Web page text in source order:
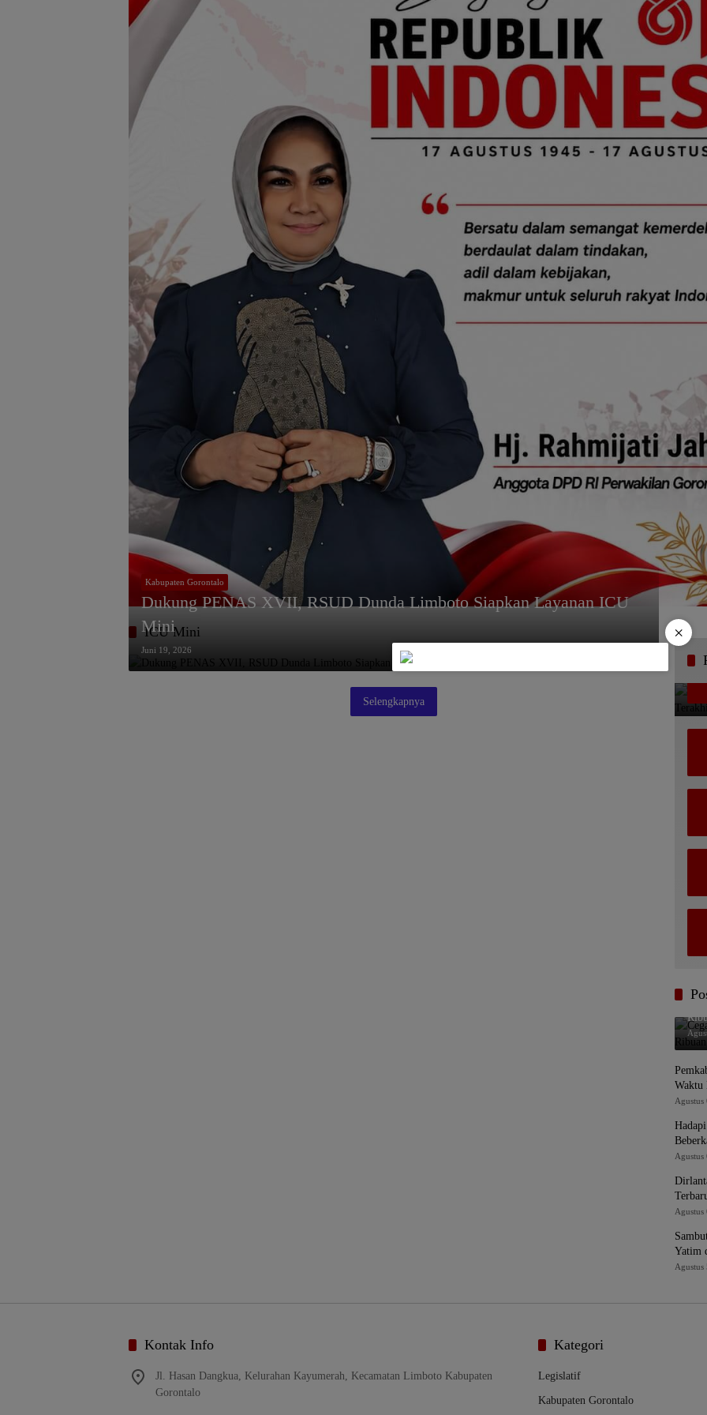
ICU Mini
Kabupaten Gorontalo
Dukung PENAS XVII, RSUD Dunda Limboto Siapkan Layanan ICU
Mini
Juni 19, 2026
Selengkapnya
Waktu
Agustus
Agustus
Agustus
Yatim
Agustus
Kontak Info
Jl. Hasan Dangkua, Kelurahan Kayumerah, Kecamatan Limboto Kabupaten
Gorontalo
Kategori
Legislatif
Kabupaten Gorontalo
×